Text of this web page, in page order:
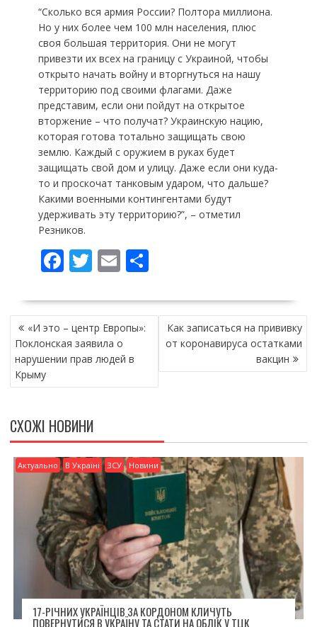
“Сколько вся армия России? Полтора миллиона.
Но у них более чем 100 млн населения, плюс
своя большая территория. Они не могут
привезти их всех на границу с Украиной, чтобы
открыто начать войну и вторгнуться на нашу
территорию под своими флагами. Даже
представим, если они пойдут на открытое
вторжение – что получат? Украинскую нацию,
которая готова тотально защищать свою
землю. Каждый с оружием в руках будет
защищать свой дом и улицу. Даже если они куда-
то и проскочат танковым ударом, что дальше?
Какими военными контингентами будут
удерживать эту территорию?”, – отметил
Резников.
F
e
b
o
o
k
T
itt
er
E
ai
l
П
ді
т
и
НАВІГАЦІЯ
ЗАПИСІВ
«И это – центр Европы»:
Поклонская заявила о
нарушении прав людей в
Крыму
Как записаться на прививку
от коронавируса остатками
вакцин
СХОЖІ НОВИНИ
Актуально В Україні ЗСУ Новини
17-РІЧНИХ УКРАЇНЦІВ ЗА КОРДОНОМ КЛИЧУТЬ
ПОВЕРНУТИСЯ В УКРАЇНУ ТА СТАТИ НА ОБЛІК У ТЦК